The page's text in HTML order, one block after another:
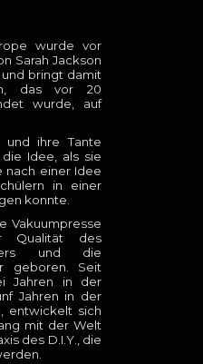
wurde vor
Sarah Jackson
bringt damit
das vor 20
wurde, auf
und ihre Tante
Idee, als sie
nach einer Idee
in einer
konnte.
Vakuumpresse
Qualität des
und die
geboren. Seit
Jahren in der
Jahren in der
entwickelt sich
mit der Welt
des D.I.Y., die